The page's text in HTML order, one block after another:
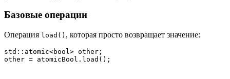
Базовые операции
Операция load() , которая просто возвращает значение:
std::atomic<bool> other;
other = atomicBool.load();